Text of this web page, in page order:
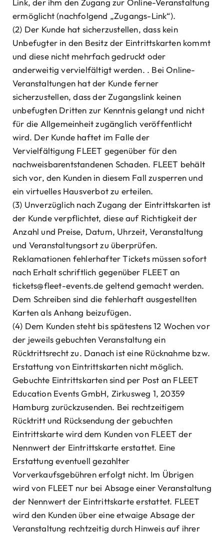
Link, der ihm den Zugang zur Online-Veranstaltung
ermöglicht (nachfolgend „Zugangs-Link“).
(2) Der Kunde hat sicherzustellen, dass kein
Unbefugter in den Besitz der Eintrittskarten kommt
und diese nicht mehrfach gedruckt oder
anderweitig vervielfältigt werden. . Bei Online-
Veranstaltungen hat der Kunde ferner
sicherzustellen, dass der Zugangslink keinen
unbefugten Dritten zur Kenntnis gelangt und nicht
für die Allgemeinheit zugänglich veröffentlicht
wird. Der Kunde haftet im Falle der
Vervielfältigung FLEET gegenüber für den
nachweisbarentstandenen Schaden. FLEET behält
sich vor, den Kunden in diesem Fall zusperren und
ein virtuelles Hausverbot zu erteilen.
(3) Unverzüglich nach Zugang der Eintrittskarten ist
der Kunde verpflichtet, diese auf Richtigkeit der
Anzahl und Preise, Datum, Uhrzeit, Veranstaltung
und Veranstaltungsort zu überprüfen.
Reklamationen fehlerhafter Tickets müssen sofort
nach Erhalt schriftlich gegenüber FLEET an
tickets@fleet-events.de geltend gemacht werden.
Dem Schreiben sind die fehlerhaft ausgestellten
Karten als Anhang beizufügen.
(4) Dem Kunden steht bis spätestens 12 Wochen vor
der jeweils gebuchten Veranstaltung ein
Rücktrittsrecht zu. Danach ist eine Rücknahme bzw.
Erstattung von Eintrittskarten nicht möglich.
Gebuchte Eintrittskarten sind per Post an FLEET
Education Events GmbH, Zirkusweg 1, 20359
Hamburg zurückzusenden. Bei rechtzeitigem
Rücktritt und Rücksendung der gebuchten
Eintrittskarte wird dem Kunden von FLEET der
Nennwert der Eintrittskarte erstattet. Eine
Erstattung eventuell gezahlter
Vorverkaufsgebühren erfolgt nicht. Im Übrigen
wird von FLEET nur bei Absage einer Veranstaltung
der Nennwert der Eintrittskarte erstattet. FLEET
wird den Kunden über eine etwaige Absage der
Veranstaltung rechtzeitig durch Hinweis auf ihrer